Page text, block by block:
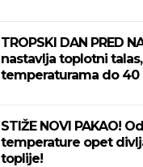
TROPSKI DAN PRED
nastavlja toplotni
temperaturama do 40
STIŽE NOVI PAKAO!
temperature opet
toplije!